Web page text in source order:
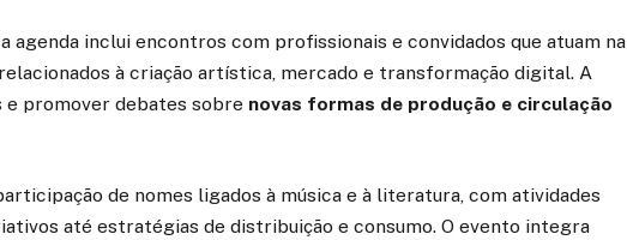
agenda inclui encontros com profissionais e convidados que atuam na
à criação artística, mercado e transformação digital. A
promover debates sobre novas formas de produção e circulação
de nomes ligados à música e à literatura, com atividades
até estratégias de distribuição e consumo. O evento integra